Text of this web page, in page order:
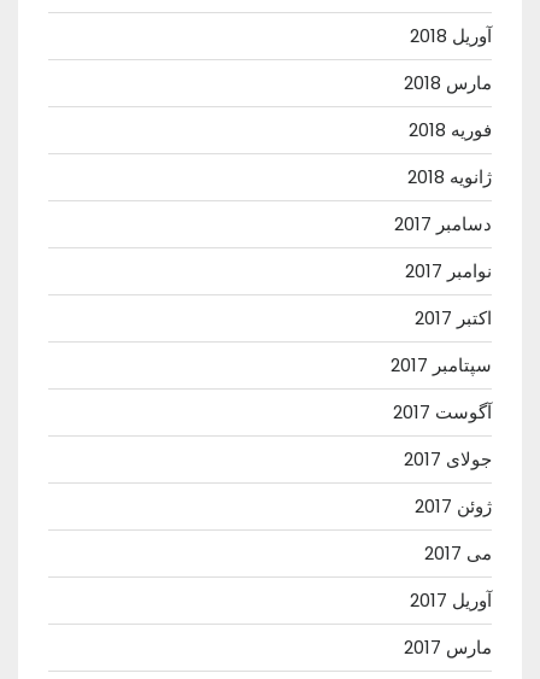
آوریل 2018
مارس 2018
فوریه 2018
ژانویه 2018
دسامبر 2017
نوامبر 2017
اکتبر 2017
سپتامبر 2017
آگوست 2017
جولای 2017
ژوئن 2017
می 2017
آوریل 2017
مارس 2017